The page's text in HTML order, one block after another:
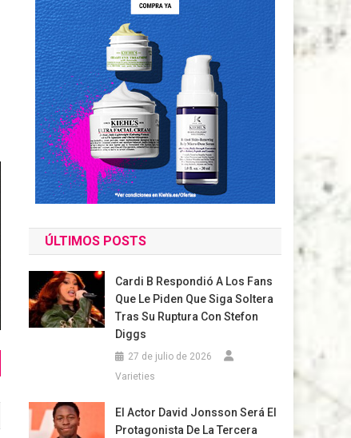
ÚLTIMOS POSTS
Cardi B Respondió A Los Fans
Que Le Piden Que Siga Soltera
Tras Su Ruptura Con Stefon
Diggs
27 de julio de 2026
Varieties
El Actor David Jonsson Será El
Protagonista De La Tercera